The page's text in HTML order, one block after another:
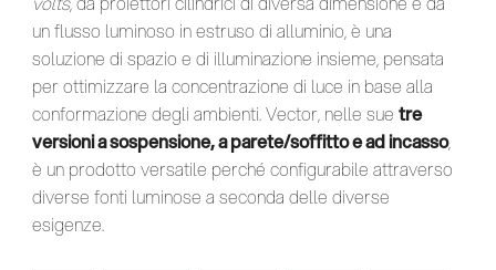
un flusso luminoso in estruso di alluminio, è una
soluzione di spazio e di illuminazione insieme, pensata
per ottimizzare la concentrazione di luce in base alla
conformazione degli ambienti. Vector, nelle sue tre
versioni a sospensione, a parete/soffitto e ad incasso,
è un prodotto versatile perché configurabile attraverso
diverse fonti luminose a seconda delle diverse
esigenze.